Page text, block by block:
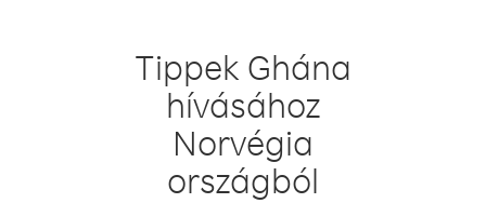
Tippek Ghána
hívásához
Norvégia
országból